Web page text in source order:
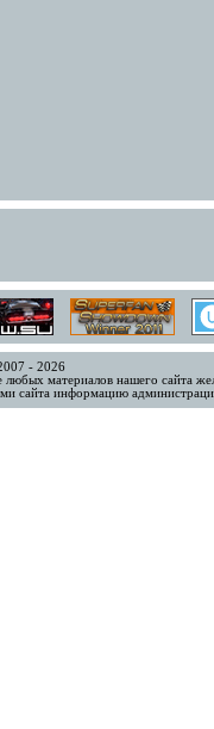
- 2026
материалов нашего сайта
сайта информацию